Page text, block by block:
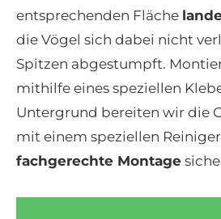
entsprechenden Fläche
die Vögel sich dabei nicht
Spitzen abgestumpft.
mithilfe eines speziellen
Untergrund bereiten wir die
mit einem speziellen
fachgerechte Montage